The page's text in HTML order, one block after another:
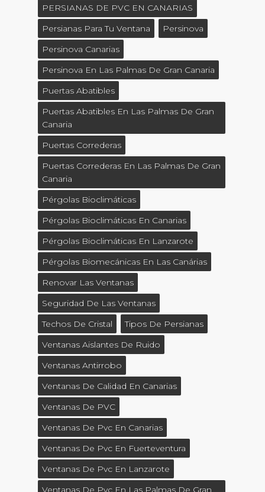
PERSIANAS DE PVC EN CANARIAS
Persianas Para Tu Ventana
Persinova
Persinova Canarias
Persinova En Las Palmas De Gran Canaria
Puertas Abatibles
Puertas Abatibles En Las Palmas De Gran
Canaria
Puertas Correderas
Puertas Correderas En Las Palmas De Gran
Canaria
Pérgolas Bioclimáticas
Pérgolas Bioclimáticas En Canarias
Pérgolas Bioclimáticas En Lanzarote
Pérgolas Biomecánicas En Las Canárias
Renovar Las Ventanas
Seguridad De Las Ventanas
Techos De Cristal
Tipos De Persianas
Ventanas Aislantes De Ruido
Ventanas Antirrobo
Ventanas De Calidad En Canarias
Ventanas De PVC
Ventanas De Pvc En Canarias
Ventanas De Pvc En Fuerteventura
Ventanas De Pvc En Lanzarote
Ventanas De Pvc En Las Palmas De Gran